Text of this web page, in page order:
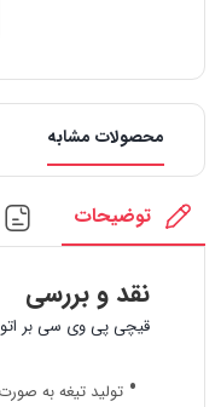
محصولات مشابه
توضیحات
نقد و بررسی
قیچی پی وی سی بر
تولید تیغه به